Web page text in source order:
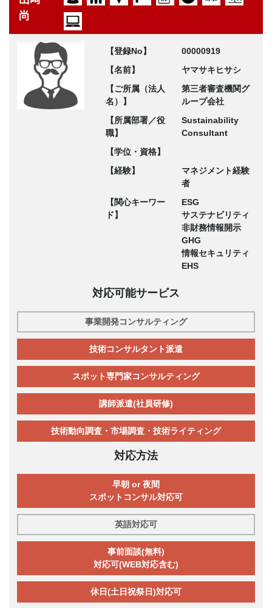
尚
【登録No】
00000919
【名前】
ヤマサキヒサシ
【ご所属（法人
名）】
第三者審査機関グ
ループ会社
【所属部署／役
職】
Sustainability
Consultant
【学位・資格】
【経験】
マネジメント経験
者
【関心キーワー
ド】
ESG
サステナビリティ
非財務情報開示
GHG
情報セキュリティ
EHS
対応可能サービス
事業開発コンサルティング
技術コンサルタント派遣
スポット専門家コンサルティング
講師派遣(社員研修)
技術動向調査・市場調査・技術ライティング
対応方法
早朝 or 夜間
スポットコンサル対応可
英語対応可
事前面談(無料)
対応可(WEB対応含む)
休日(土日祝祭日)対応可